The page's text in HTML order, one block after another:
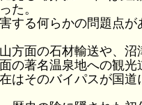
た。
する何らかの問題点が
方面の石材輸送や、沼
の著名温泉地への観光
はそのバイパスが国道